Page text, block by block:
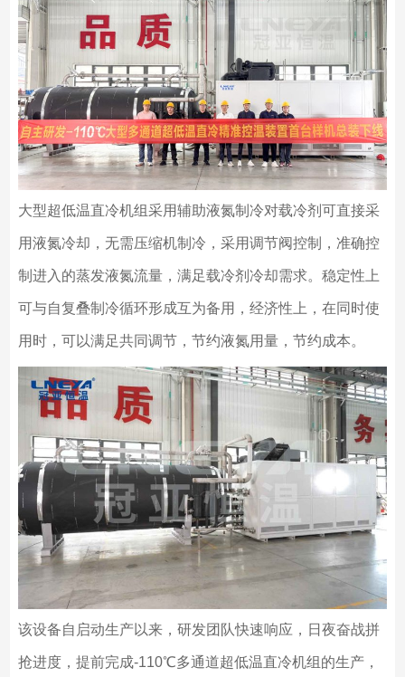
大型超低温直冷机组采用辅助液氮制冷对载冷剂可直接采
用液氮冷却，无需压缩机制冷，采用调节阀控制，准确控
制进入的蒸发液氮流量，满足载冷剂冷却需求。稳定性上
可与自复叠制冷循环形成互为备用，经济性上，在同时使
用时，可以满足共同调节，节约液氮用量，节约成本。
该设备自启动生产以来，研发团队快速响应，日夜奋战拼
抢进度，提前完成-110℃多通道超低温直冷机组的生产，